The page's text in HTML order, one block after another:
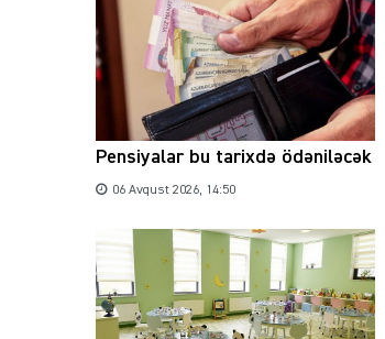
Pensiyalar bu tarixdə ödəniləcək
06 Avqust 2026, 14:50